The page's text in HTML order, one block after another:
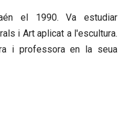
el 1990. Va estudiar
i Art aplicat a l'escultura.
i professora en la seua